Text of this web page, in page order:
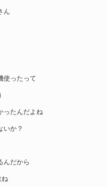
ん
使ったって
ったんだよね
いか？
んだから